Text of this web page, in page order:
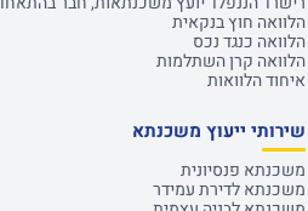
הלוואה חוץ בנקאית
הלוואה כנגד נכס
הלוואה קרן השתלמות
איחוד הלוואות
שירותי ייעוץ משכנתא
משכנתא פנסיונית
משכנתא לדירת עמידר